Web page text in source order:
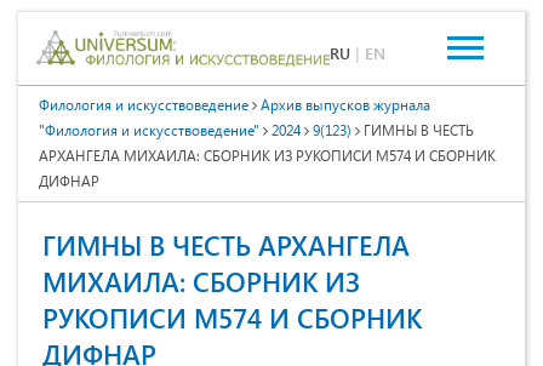
RU | EN
Филология и искусствоведение
Архив выпусков журнала
"Филология и искусствоведение"
2024 9(123)
ГИМНЫ В ЧЕСТЬ
АРХАНГЕЛА МИХАИЛА: СБОРНИК ИЗ РУКОПИСИ М574 И СБОРНИК
ДИФНАР
ГИМНЫ В ЧЕСТЬ АРХАНГЕЛА
МИХАИЛА: СБОРНИК ИЗ
РУКОПИСИ М574 И СБОРНИК
ДИФНАР